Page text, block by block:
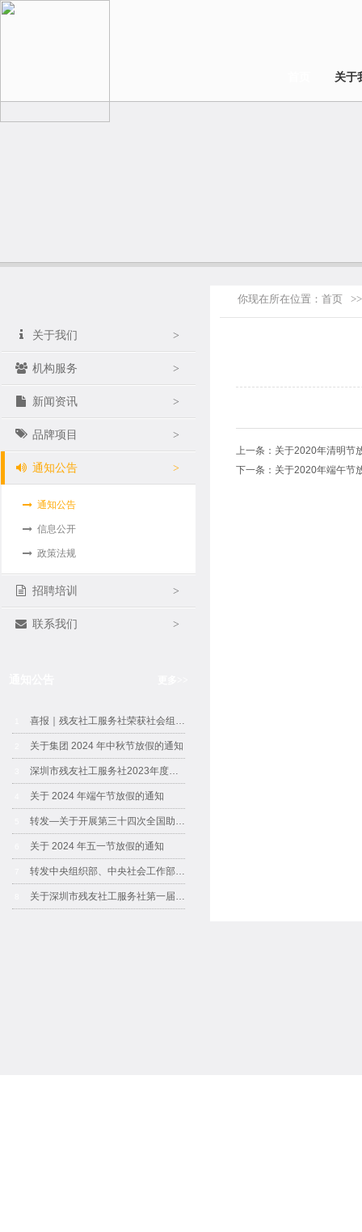
关于
关于我们 >
机构服务 >
新闻资讯 >
品牌项目 >
通知公告 >
通知公告
信息公开
政策法规
招聘培训 >
联系我们 >
喜报｜残友社工服务社荣获社会组织评估5A等级
关于集团 2024 年中秋节放假的通知
深圳市残友社工服务社2023年度工作报告书
关于 2024 年端午节放假的通知
转发—关于开展第三十四次全国助残日活动的通知
关于 2024 年五一节放假的通知
转发中央组织部、中央社会工作部有关负责人就《中共中央办公厅 国务院办公厅关于加强社区工作者队伍建设的意见》答记者问
关于深圳市残友社工服务社第一届妇委会成员通告
你现在所在位置： 首页 >>
上一条： 关于2020年清明节
下一条： 关于2020年端午节